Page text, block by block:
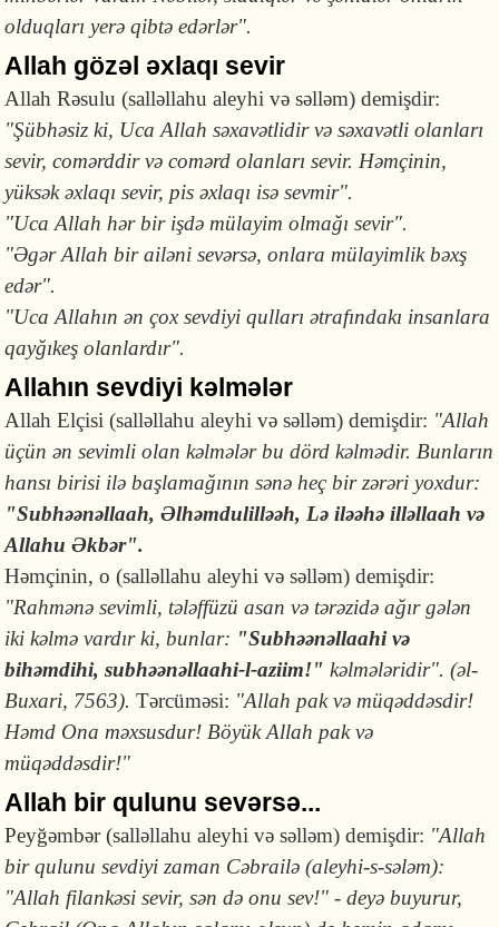
olduqları yerə qibtə edər­lər".
Allah gözəl əxlaqı sevir
Allah Rəsulu (salləllahu aleyhi və səlləm) demiş­dir:
"Şübhəsiz ki, Uca Allah səxavətlidir və səxavətli olanları
sevir, comərd­dir və comərd olanları sevir. Həmçinin,
yüksək əxlaqı sevir, pis əxlaqı isə sevmir".
"Uca Allah hər bir işdə müla­yim olmağı sevir".
"Əgər Allah bir ailəni sevərsə, onlara mülayimlik bəxş
edər".
"Uca Allahın ən çox sevdiyi qulları ətrafındakı insanlara
qayğıkeş olanlar­dır".
Allahın sevdiyi kəlmələr
Allah Elçisi (salləllahu aleyhi və səlləm) demişdir: "Allah
üçün ən sevimli olan kəlmələr bu dörd kəlmədir. Bunların
hansı birisi ilə başlamağının sənə heç bir zərəri yoxdur:
"Subhəənəllaah, Əlhəmdulilləəh, Lə iləəhə illəllaah və
Allahu Əkbər".
Həmçinin, o (salləllahu aleyhi və səlləm) demiş­dir:
"Rahmənə se­vimli, tələffüzü asan və tərəzidə ağır gələn
iki kəlmə var­dır ki, bunlar: "Sub­həənəllaahi və
bihəmdihi, subhəənəllaahi-l-aziim!" kəlmə­ləridir". (əl-
Bu­xari, 7563).Tərcüməsi: "Allah pak və müqəddəsdir!
Həmd Ona məxsusdur! Böyük Allah pak və
müqəddəsdir!"
Allah bir qulunu sevərsə...
Peyğəmbər (salləllahu aleyhi və səlləm) demişdir: "Allah
bir qulunu sevdiyi zaman Cəbrailə (aleyhi-s-sələm):
"Allah filankəsi sevir, sən də onu sev!" - deyə buyu­rur,